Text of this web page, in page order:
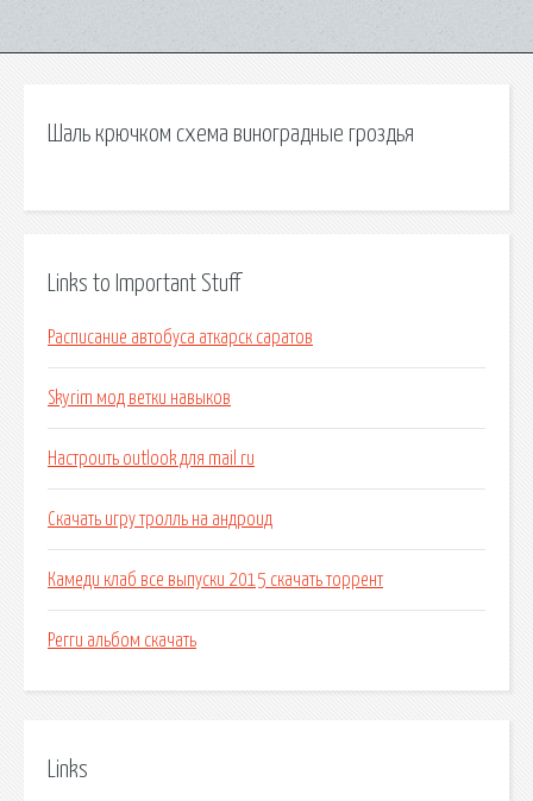
Шаль крючком схема виноградные гроздья
Links to Important Stuff
Расписание автобуса аткарск саратов
Skyrim мод ветки навыков
Настроить outlook для mail ru
Скачать игру тролль на андроид
Камеди клаб все выпуски 2015 скачать торрент
Регги альбом скачать
Links